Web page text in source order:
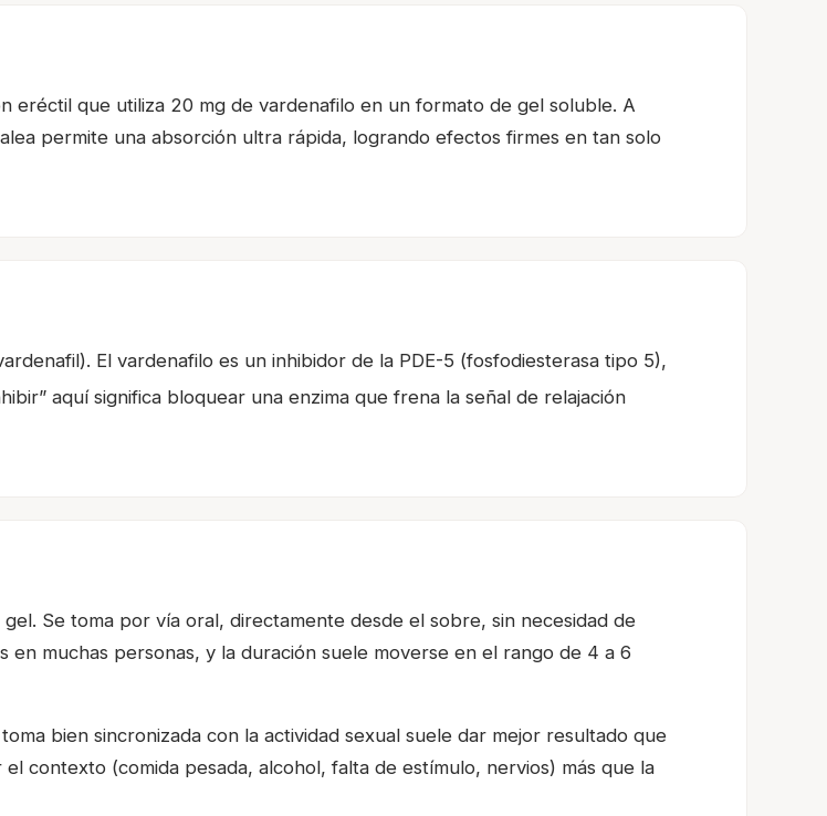
eréctil que utiliza 20 mg de vardenafilo en un formato de gel soluble. A
permite una absorción ultra rápida, logrando efectos firmes en tan solo
El vardenafilo es un inhibidor de la PDE-5 (fosfodiesterasa tipo 5),
aquí significa bloquear una enzima que frena la señal de relajación
Se toma por vía oral, directamente desde el sobre, sin necesidad de
en muchas personas, y la duración suele moverse en el rango de 4 a 6
bien sincronizada con la actividad sexual suele dar mejor resultado que
contexto (comida pesada, alcohol, falta de estímulo, nervios) más que la